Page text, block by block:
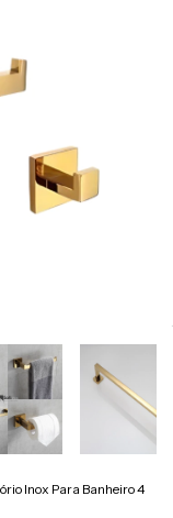
Inox Para Banheiro 4